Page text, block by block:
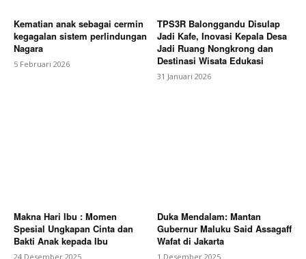
Kematian anak sebagai cermin
kegagalan sistem perlindungan
Nagara
5 Februari 2026
TPS3R Balonggandu Disulap
Jadi Kafe, Inovasi Kepala Desa
Jadi Ruang Nongkrong dan
Destinasi Wisata Edukasi
31 Januari 2026
Makna Hari Ibu : Momen
Spesial Ungkapan Cinta dan
Bakti Anak kepada Ibu
24 Desember 2025
Duka Mendalam: Mantan
Gubernur Maluku Said Assagaff
Wafat di Jakarta
1 Desember 2025